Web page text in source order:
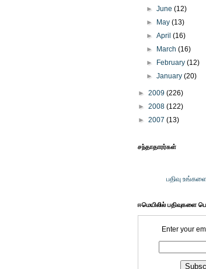
►June(12)
►
May(13)
►April(16)
►
March(16)
►
February(12)
►January(20)
► 2009 (226)
► 2008 (122)
► 2007 (13)
சந்தாதாரர்கள்
பதிவு
ஈமெயிலில் பதிவுகளை
Enter your